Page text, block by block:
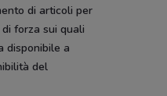
di articoli per
forza sui quali
disponibile a
del